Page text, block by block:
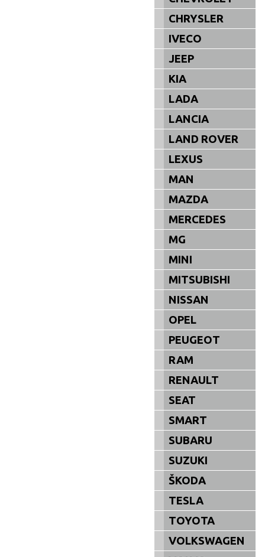
CHRYSLER
IVECO
JEEP
KIA
LADA
LANCIA
LAND ROVER
LEXUS
MAN
MAZDA
MERCEDES
MG
MINI
MITSUBISHI
NISSAN
OPEL
PEUGEOT
RAM
RENAULT
SEAT
SMART
SUBARU
SUZUKI
ŠKODA
TESLA
TOYOTA
VOLKSWAGEN